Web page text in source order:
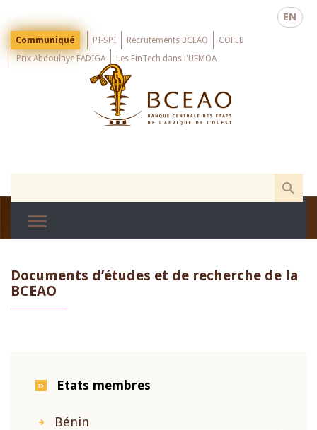
main
EN
Menu
Top
Communiqué PI-SPI Recrutements BCEAO
COFEB
Prix Abdoulaye FADIGA
Les FinTech dans l'UEMOA
Documents d’études et de recherche de la
BCEAO
Etats membres
Bénin